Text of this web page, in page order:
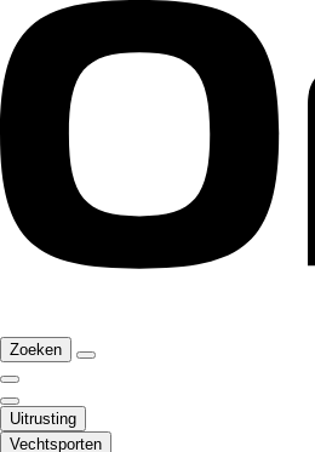
Zoeken
Uitrusting
Vechtsporten